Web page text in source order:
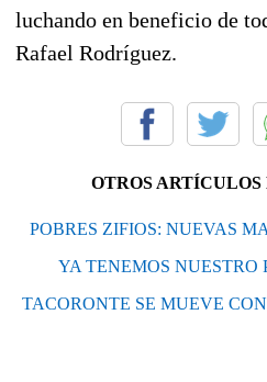
luchando en beneficio de
Rafael Rodríguez.
OTROS
POBRES ZIFIOS: NUEVAS
YA TENEMOS NUESTRO
TACORONTE SE MUEVE